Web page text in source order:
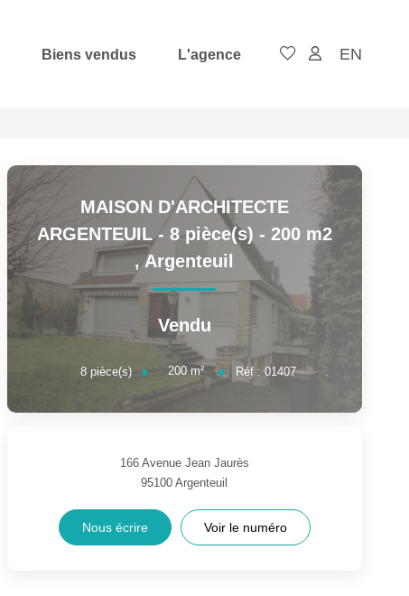
Biens vendus L'agence EN
MAISON D'ARCHITECTE
ARGENTEUIL - 8 pièce(s) - 200 m2
,Argenteuil
Vendu
8 pièce(s) 200 m² Réf : 01407
166 Avenue Jean Jaurès
95100Argenteuil
Nous écrire Voir le numéro